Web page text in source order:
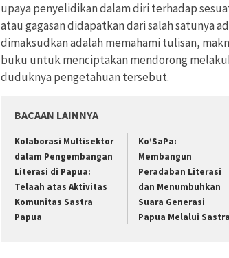
upaya penyelidikan dalam diri terhadap
atau gagasan didapatkan dari salah satunya
dimaksudkan adalah memahami tulisan,
buku untuk menciptakan mendorong
duduknya pengetahuan tersebut.
BACAAN LAINNYA
Kolaborasi Multisektor
dalam Pengembangan
Literasi di Papua:
Telaah atas Aktivitas
Komunitas Sastra
Papua
Ko’SaPa:
Membangun
Peradaban Literasi
dan Menumbuhkan
Suara Generasi
Papua Melalui Sastra